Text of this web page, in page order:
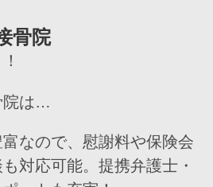
骨院
院は…
富なので、慰謝料や保険会
対応可能。提携弁護士・